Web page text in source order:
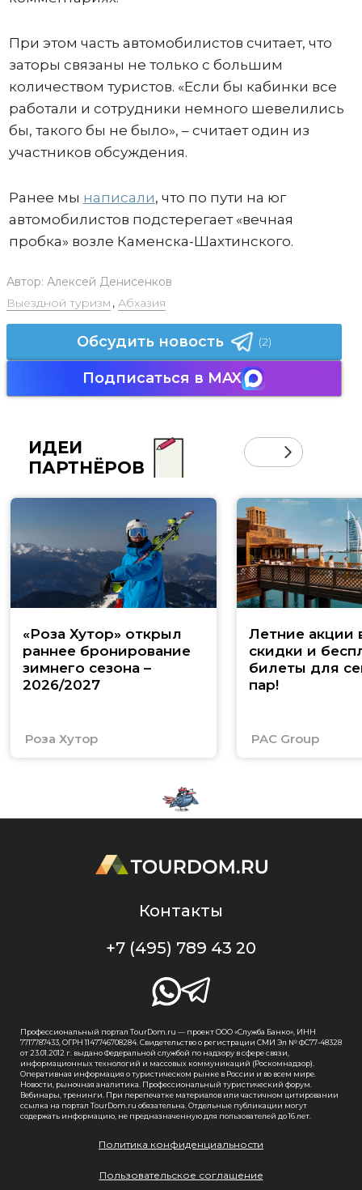
При этом часть автомобилистов считает, что
заторы связаны не только с большим
количеством туристов. «Если бы кабинки все
работали и сотрудники немного шевелились
бы, такого бы не было», – считает один из
участников обсуждения.
Ранее мы написали, что по пути на юг
автомобилистов подстерегает «вечная
пробка» возле Каменска-Шахтинского.
Автор: Алексей Денисенков
Выездной туризм , Абхазия
Обсудить новость (2)
Подписаться в MAX
ИДЕИ
ПАРТНЁРОВ
«Роза Хутор» открыл
раннее бронирование
зимнего сезона –
2026/2027
Роза Хутор
Летние акции
скидки и
билеты для
пар!
PAC Group
Контакты
+7 (495) 789 43 20
Профессиональный портал TourDom.ru — проект ООО «Служба Банко», ИНН
7717787433, ОГРН 1147746708284. Свидетельство о регистрации СМИ Эл № ФС77-48328
от 23.01.2012 г. выдано Федеральной службой по надзору в сфере связи,
информационных технологий и массовых коммуникаций (Роскомнадзор).
Оперативная информация о туристическом рынке в России и во всем мире.
Новости, рыночная аналитика. Профессиональный туристический форум.
Вебинары, тренинги. При перепечатке материалов или частичном цитировании
ссылка на портал TourDom.ru обязательна. Отдельные публикации могут
содержать информацию, не предназначенную для пользователей до 16 лет.
Политика конфиденциальности
Пользовательское соглашение